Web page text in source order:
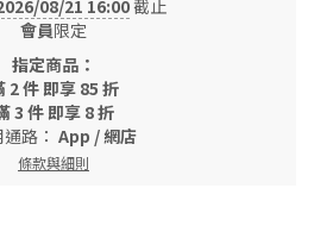
08/21 16:00截止
會員限定
指定商品：
2 件 即享 85 折
3 件 即享 8 折
路： App /網店
條款與細則